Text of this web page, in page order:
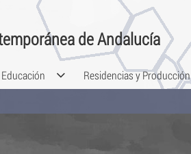
de Andalucía
Educación Residencias y Producción